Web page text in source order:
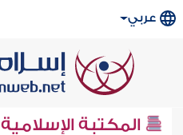
عربي
المكتبة الإسلامية